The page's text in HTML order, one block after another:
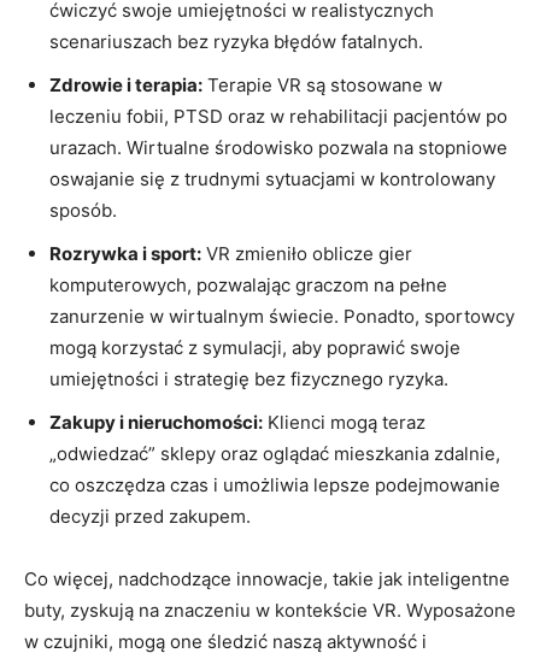
ćwiczyć swoje umiejętności w realistycznych
scenariuszach bez ryzyka błędów fatalnych.
Zdrowie i terapia: Terapie VR są stosowane w
leczeniu fobii, PTSD oraz w rehabilitacji pacjentów po
urazach. Wirtualne środowisko pozwala na stopniowe
oswajanie się z trudnymi sytuacjami w kontrolowany
sposób.
Rozrywka i sport: VR zmieniło oblicze gier
komputerowych, pozwalając graczom na pełne
zanurzenie w wirtualnym świecie. Ponadto, sportowcy
mogą korzystać z symulacji, aby poprawić swoje
umiejętności i strategię bez fizycznego ryzyka.
Zakupy i nieruchomości: Klienci mogą teraz
„odwiedzać” sklepy oraz oglądać mieszkania zdalnie,
co oszczędza czas i umożliwia lepsze podejmowanie
decyzji przed zakupem.
Co więcej, nadchodzące innowacje, takie jak inteligentne
buty, zyskują na znaczeniu w kontekście VR. Wyposażone
w czujniki, mogą one śledzić naszą aktywność i